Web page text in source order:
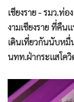
• Factcheck
ญี่ปุ่น
• News1
• Gotomanager
เชียงราย - รมว.ท่
งามเชียงราย ที่คื
เดินเที่ยวกันนับหมื่
นทท.ฝ่ากระแสโค